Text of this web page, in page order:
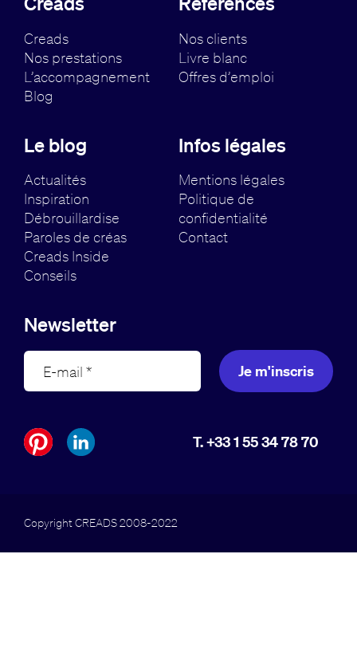
Creads
Nos prestations
L’accompagnement
Blog
Nos clients
Livre blanc
Offres d’emploi
Le blog
Actualités
Inspiration
Débrouillardise
Paroles de créas
Creads Inside
Conseils
Infos légales
Mentions légales
Politique de
confidentialité
Contact
Newsletter
Je m'inscris
T. +33 1 55 34 78 70
Copyright CREADS 2008-2022